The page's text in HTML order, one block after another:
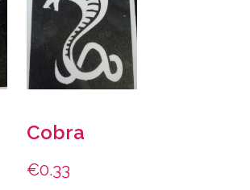
Cobra
€0.33